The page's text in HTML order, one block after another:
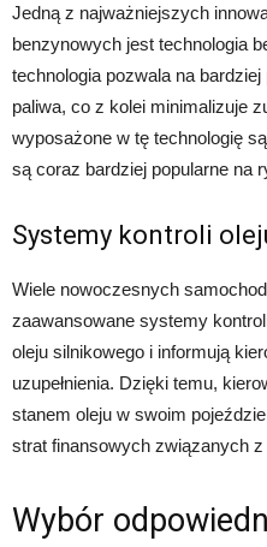
Jedną z najważniejszych
benzynowych jest technologia
technologia pozwala na
paliwa, co z kolei minimalizuje
wyposażone w tę technologię
są coraz bardziej popularne na
Systemy kontroli
Wiele nowoczesnych
zaawansowane systemy
oleju silnikowego i informują
uzupełnienia. Dzięki temu,
stanem oleju w swoim
strat finansowych związanych z
Wybór